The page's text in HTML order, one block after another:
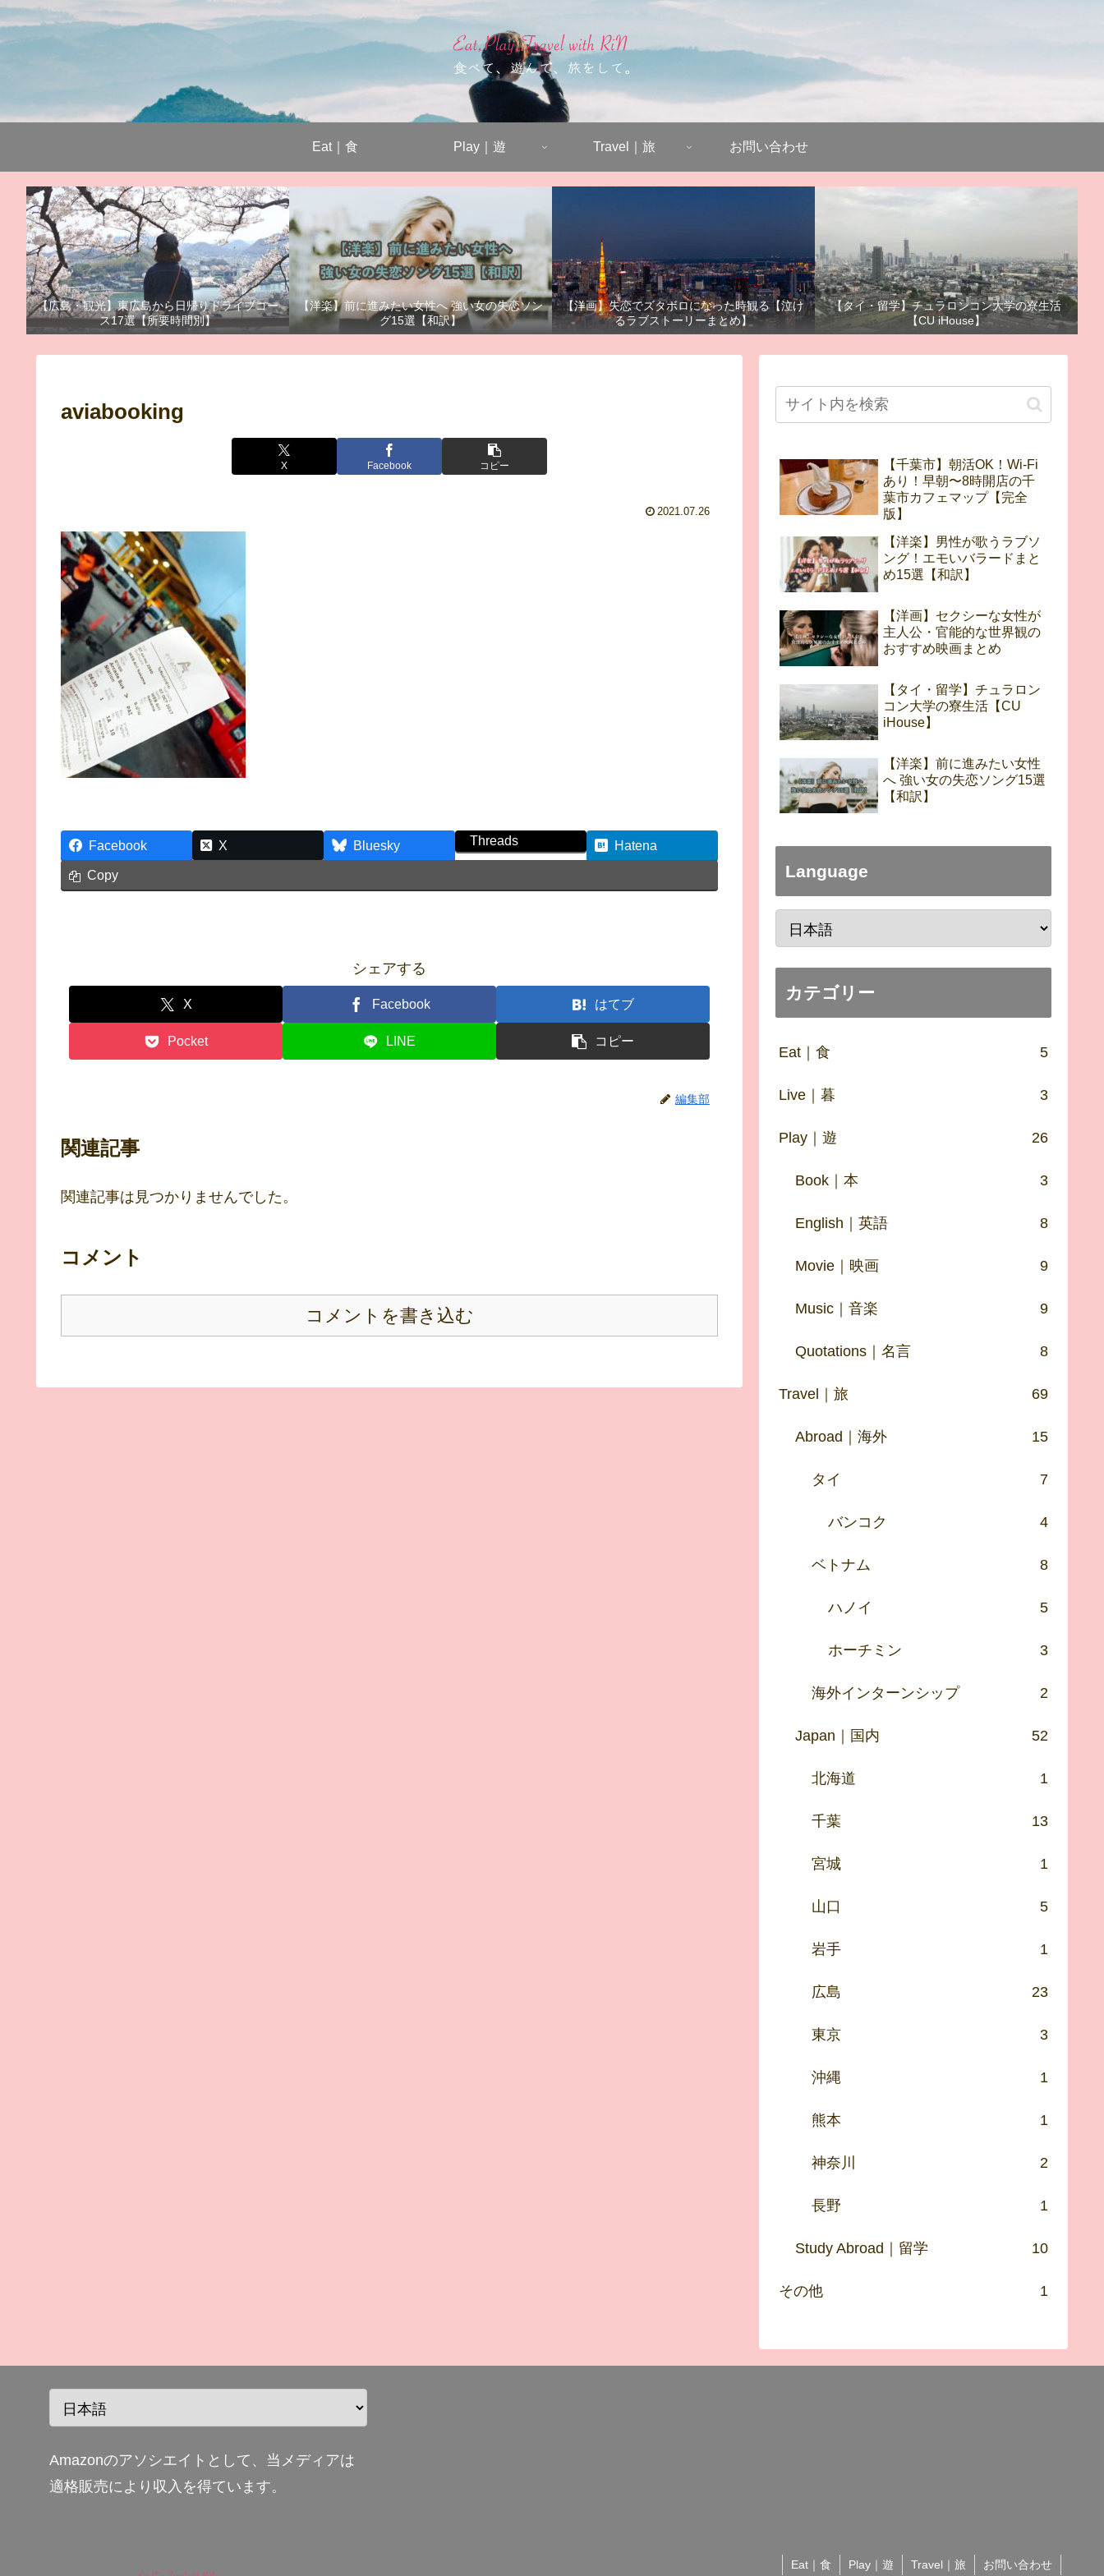
Eat｜食 Play｜遊 Travel｜旅 お問い合わせ
【広島・観光】東広島から日帰りドライブコー
ス17選【所要時間別】
【洋楽】前に進みたい女性へ 強い女の失恋ソン
グ15選【和訳】
【洋画】失恋でズタボロになった時観る【泣け
るラブストーリーまとめ】
【タイ・留学】チュラロンコン大学の寮生活
【CU iHouse】
aviabooking
X Facebook コピー
2021.07.26
Facebook X Bluesky Threads
Hatena
Copy
シェアする
X Facebook はてブ
Pocket LINE コピー
編集部
関連記事
関連記事は見つかりませんでした。
コメント
コメントを書き込む
【千葉市】朝活OK！Wi-Fi
あり！早朝〜8時開店の千
葉市カフェマップ【完全
版】
【洋楽】男性が歌うラブソ
ング！エモいバラードまと
め15選【和訳】
【洋画】セクシーな女性が
主人公・官能的な世界観の
おすすめ映画まとめ
【タイ・留学】チュラロン
コン大学の寮生活【CU
iHouse】
【洋楽】前に進みたい女性
へ 強い女の失恋ソング15選
【和訳】
Language
カテゴリー
Eat｜食 5
Live｜暮 3
Play｜遊 26
Book｜本 3
English｜英語 8
Movie｜映画 9
Music｜音楽 9
Quotations｜名言 8
Travel｜旅 69
Abroad｜海外 15
タイ 7
バンコク 4
ベトナム 8
ハノイ 5
ホーチミン 3
海外インターンシップ 2
Japan｜国内 52
北海道 1
千葉 13
宮城 1
山口 5
岩手 1
広島 23
東京 3
沖縄 1
熊本 1
神奈川 2
長野 1
Study Abroad｜留学 10
その他 1
Amazonのアソシエイトとして、当メディアは
適格販売により収入を得ています。
Eat｜食 Play｜遊 Travel｜旅 お問い合わせ